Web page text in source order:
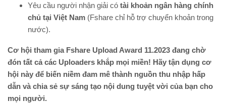
Yêu cầu người nhận giải có tài khoản ngân hàng chính
chủ tại Việt Nam (Fshare chỉ hỗ trợ chuyển khoản trong
nước).
Cơ hội tham gia Fshare Upload Award 11.2023 đang chờ
đón tất cả các Uploaders khắp mọi miền! Hãy tận dụng cơ
hội này để biến niềm đam mê thành nguồn thu nhập hấp
dẫn và chia sẻ sự sáng tạo nội dung tuyệt vời của bạn cho
mọi người.